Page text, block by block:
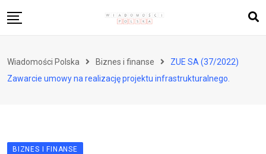
to
Zdrowie i styl życia
Wiadomości Polska Biznes i finanse
ZUE SA (37/2022)
Zawarcie umowy na realizację projektu infrastrukturalnego.
BIZNES I FINANSE